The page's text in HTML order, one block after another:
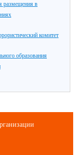
размещения в
комитет
образования